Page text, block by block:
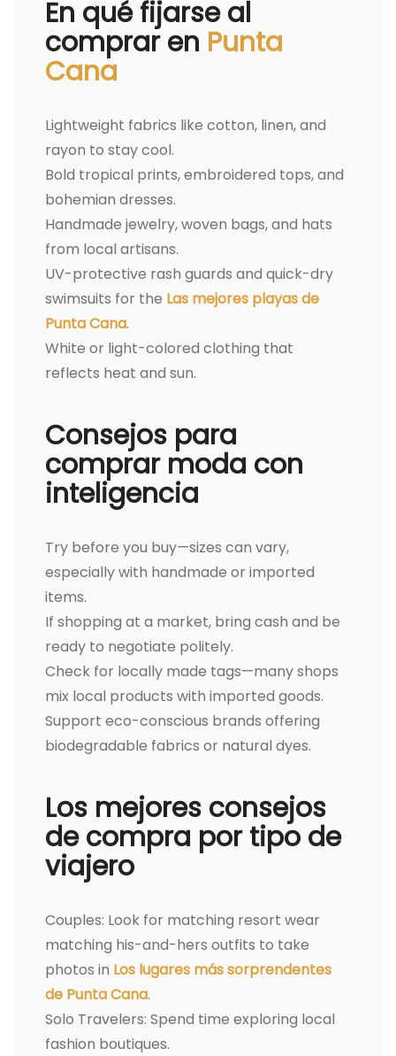
En qué fijarse al
comprar en Punta
Cana
Lightweight fabrics like cotton, linen, and
rayon to stay cool.
Bold tropical prints, embroidered tops, and
bohemian dresses.
Handmade jewelry, woven bags, and hats
from local artisans.
UV-protective rash guards and quick-dry
swimsuits for the Las mejores playas de
Punta Cana.
White or light-colored clothing that
reflects heat and sun.
Consejos para
comprar moda con
inteligencia
Try before you buy—sizes can vary,
especially with handmade or imported
items.
If shopping at a market, bring cash and be
ready to negotiate politely.
Check for locally made tags—many shops
mix local products with imported goods.
Support eco-conscious brands offering
biodegradable fabrics or natural dyes.
Los mejores consejos
de compra por tipo de
viajero
Couples: Look for matching resort wear
matching his-and-hers outfits to take
photos in Los lugares más sorprendentes
de Punta Cana.
Solo Travelers: Spend time exploring local
fashion boutiques.